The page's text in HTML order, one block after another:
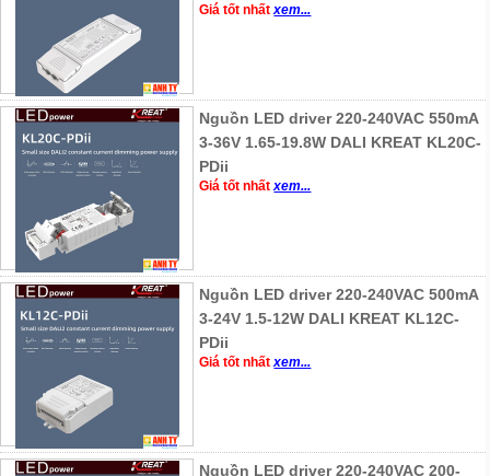
Giá tốt nhấtxem...
Nguồn LED driver 220-240VAC 550mA
3-36V 1.65-19.8W DALI KREAT KL20C-
PDii
Giá tốt nhấtxem...
Nguồn LED driver 220-240VAC 500mA
3-24V 1.5-12W DALI KREAT KL12C-
PDii
Giá tốt nhấtxem...
Nguồn LED driver 220-240VAC 200-